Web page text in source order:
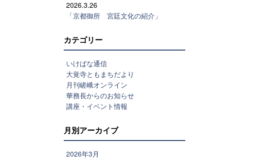
2026.3.26
「京都御所 宮廷文化の紹介」
カテゴリー
いけばな通信
大覚寺ともまちだより
月刊嵯峨オンライン
華務長からのお知らせ
講座・イベント情報
月別アーカイブ
2026年3月